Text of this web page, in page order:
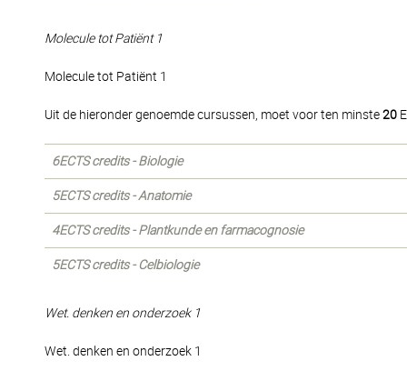
Molecule tot Patiënt 1
Molecule tot Patiënt 1
Uit de hieronder genoemde cursussen, moet voor ten minste20
6ECTS credits - Biologie
5ECTS credits - Anatomie
4ECTS credits - Plantkunde en farmacognosie
5ECTS credits - Celbiologie
Wet. denken en onderzoek 1
Wet. denken en onderzoek 1